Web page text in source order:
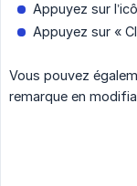
Appuyez sur
Appuyez sur «
Vous pouvez
remarque en